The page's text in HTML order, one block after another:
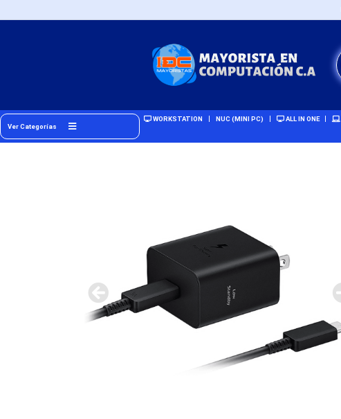
Ver Categorías
WORKSTATION NUC (MINI PC) ALL IN ONE